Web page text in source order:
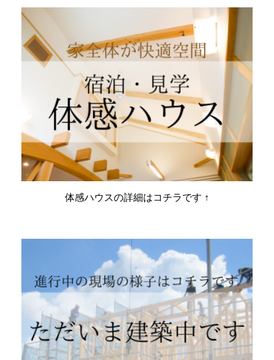
体感ハウスの詳細はコチラです ↑